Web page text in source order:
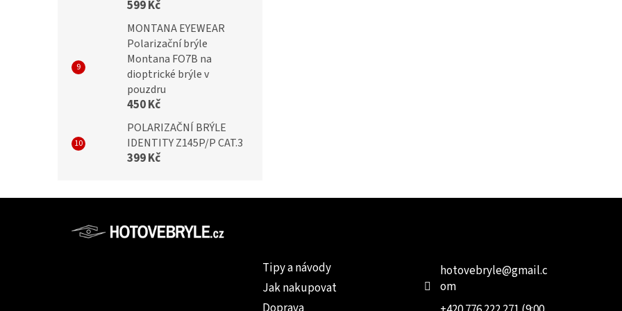
599 Kč
MONTANA EYEWEAR
Polarizační brýle
Montana FO7B na
dioptrické brýle v
pouzdru
450 Kč
POLARIZAČNÍ BRÝLE
IDENTITY Z145P/P CAT.3
399 Kč
Tipy a návody
Jak nakupovat
hotovebryle@gmail.c
om